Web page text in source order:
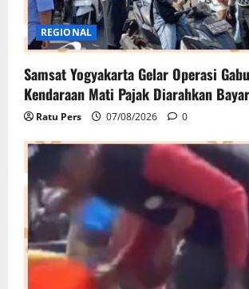
REGIONAL
Samsat Yogyakarta Gelar Operasi
Kendaraan Mati Pajak Diarahkan
Ratu Pers 07/08/2026 0